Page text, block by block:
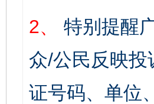
2、
特别提醒
众/公民反映
证号码、单位